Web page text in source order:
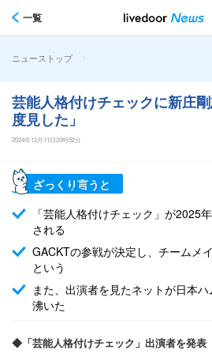
一覧
ニューストップ >
芸能人格付けチェックに新庄
度見した」
2024年12月11日20時52分
ざっくり言うと
「芸能人格付けチェック」が2025
される
GACKTの参戦が決定し、チームメ
という
また、出演者を見たネットが日本
沸いた
◆「芸能人格付けチェック」出演者を発表